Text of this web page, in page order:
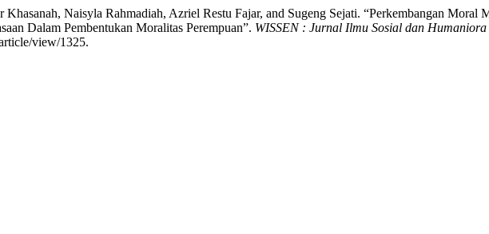
Naisyla Rahmadiah, Azriel Restu Fajar, and Sugeng Sejati. “Perkembangan
Dalam Pembentukan Moralitas Perempuan”. WISSEN : Jurnal Ilmu Sosial dan Humaniora
view/1325.